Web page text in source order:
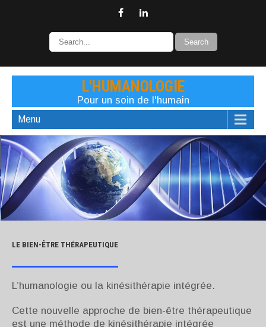
L'HUMANOLOGIE
Pour un soin de l'humain
Menu
LE BIEN-ÊTRE THÉRAPEUTIQUE
L’humanologie ou la kinésithérapie intégrée.
Cette nouvelle approche de bien-être thérapeutique
est une méthode de kinésithérapie intégrée